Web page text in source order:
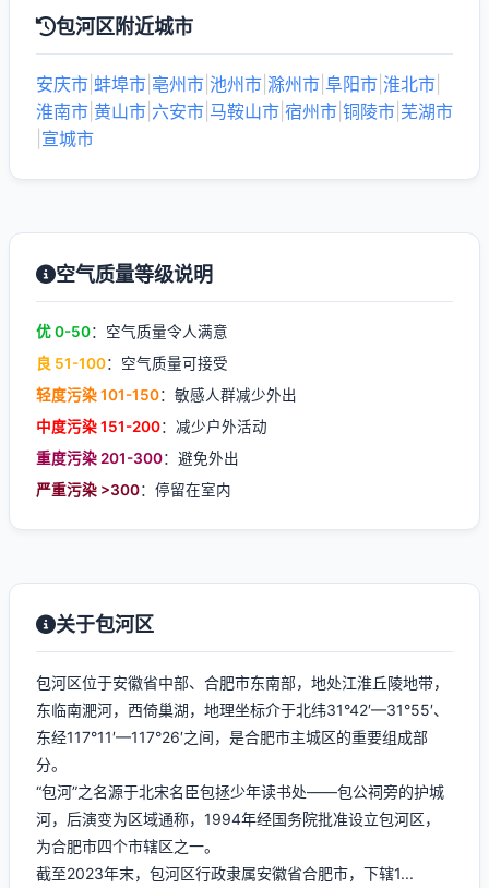
包河区附近城市
安庆市 蚌埠市 亳州市 池州市 滁州市 阜阳市 淮北市
淮南市 黄山市 六安市 马鞍山市 宿州市 铜陵市 芜湖市
宣城市
空气质量等级说明
优 0-50：空气质量令人满意
良 51-100：空气质量可接受
轻度污染 101-150：敏感人群减少外出
中度污染 151-200：减少户外活动
重度污染 201-300：避免外出
严重污染 >300：停留在室内
关于包河区
包河区位于安徽省中部、合肥市东南部，地处江淮丘陵地带，
东临南淝河，西倚巢湖，地理坐标介于北纬31°42′—31°55′、
东经117°11′—117°26′之间，是合肥市主城区的重要组成部
分。
“包河”之名源于北宋名臣包拯少年读书处——包公祠旁的护城
河，后演变为区域通称，1994年经国务院批准设立包河区，
为合肥市四个市辖区之一。
截至2023年末，包河区行政隶属安徽省合肥市，下辖1...